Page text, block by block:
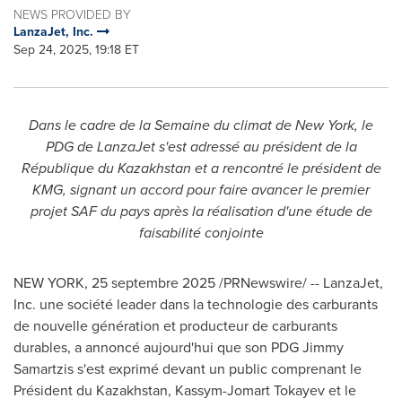
NEWS PROVIDED BY
LanzaJet, Inc.
Sep 24, 2025, 19:18 ET
Dans le cadre de la Semaine du climat deNew York, le
PDG de LanzaJet s'est adressé au président de la
République duKazakhstan et a rencontré le président de
KMG, signant un accord pour faire avancer le premier
projet SAF du pays après la réalisation d'une étude de
faisabilité conjointe
NEW YORK, 25 septembre 2025/PRNewswire/ -- LanzaJet,
Inc. une société leader dans la technologie des carburants
de nouvelle génération et producteur de carburants
durables, a annoncé aujourd'hui que son PDG Jimmy
Samartzis s'est exprimé devant un public comprenant le
Président du Kazakhstan, Kassym-Jomart Tokayev et le